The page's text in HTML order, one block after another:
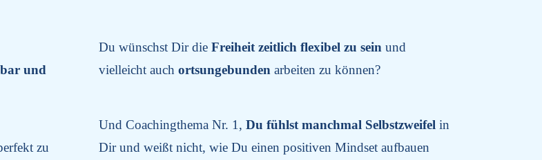
und
zu
Du wünschst Dir die Freiheit zeitlich flexibel zu sein und
vielleicht auch ortsungebunden arbeiten zu können?
Und Coachingthema Nr. 1, Du fühlst manchmal Selbstzweifel in
Dir und weißt nicht, wie Du einen positiven Mindset aufbauen